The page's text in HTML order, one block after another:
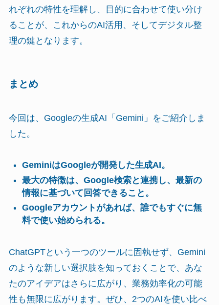
れぞれの特性を理解し、目的に合わせて使い分け
ることが、これからのAI活用、そしてデジタル整
理の鍵となります。
まとめ
今回は、Googleの生成AI「Gemini」をご紹介しま
した。
GeminiはGoogleが開発した生成AI。
最大の特徴は、Google検索と連携し、最新の
情報に基づいて回答できること。
Googleアカウントがあれば、誰でもすぐに無
料で使い始められる。
ChatGPTという一つのツールに固執せず、Gemini
のような新しい選択肢を知っておくことで、あな
たのアイデアはさらに広がり、業務効率化の可能
性も無限に広がります。ぜひ、2つのAIを使い比べ